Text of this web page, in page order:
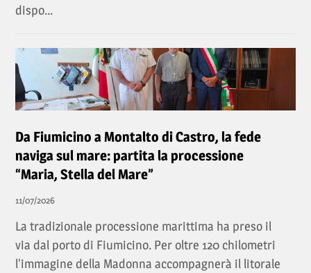
dispo...
Da Fiumicino a Montalto di Castro, la fede
naviga sul mare: partita la processione
“Maria, Stella del Mare”
11/07/2026
La tradizionale processione marittima ha preso il
via dal porto di Fiumicino. Per oltre 120 chilometri
l'immagine della Madonna accompagnerà il litorale